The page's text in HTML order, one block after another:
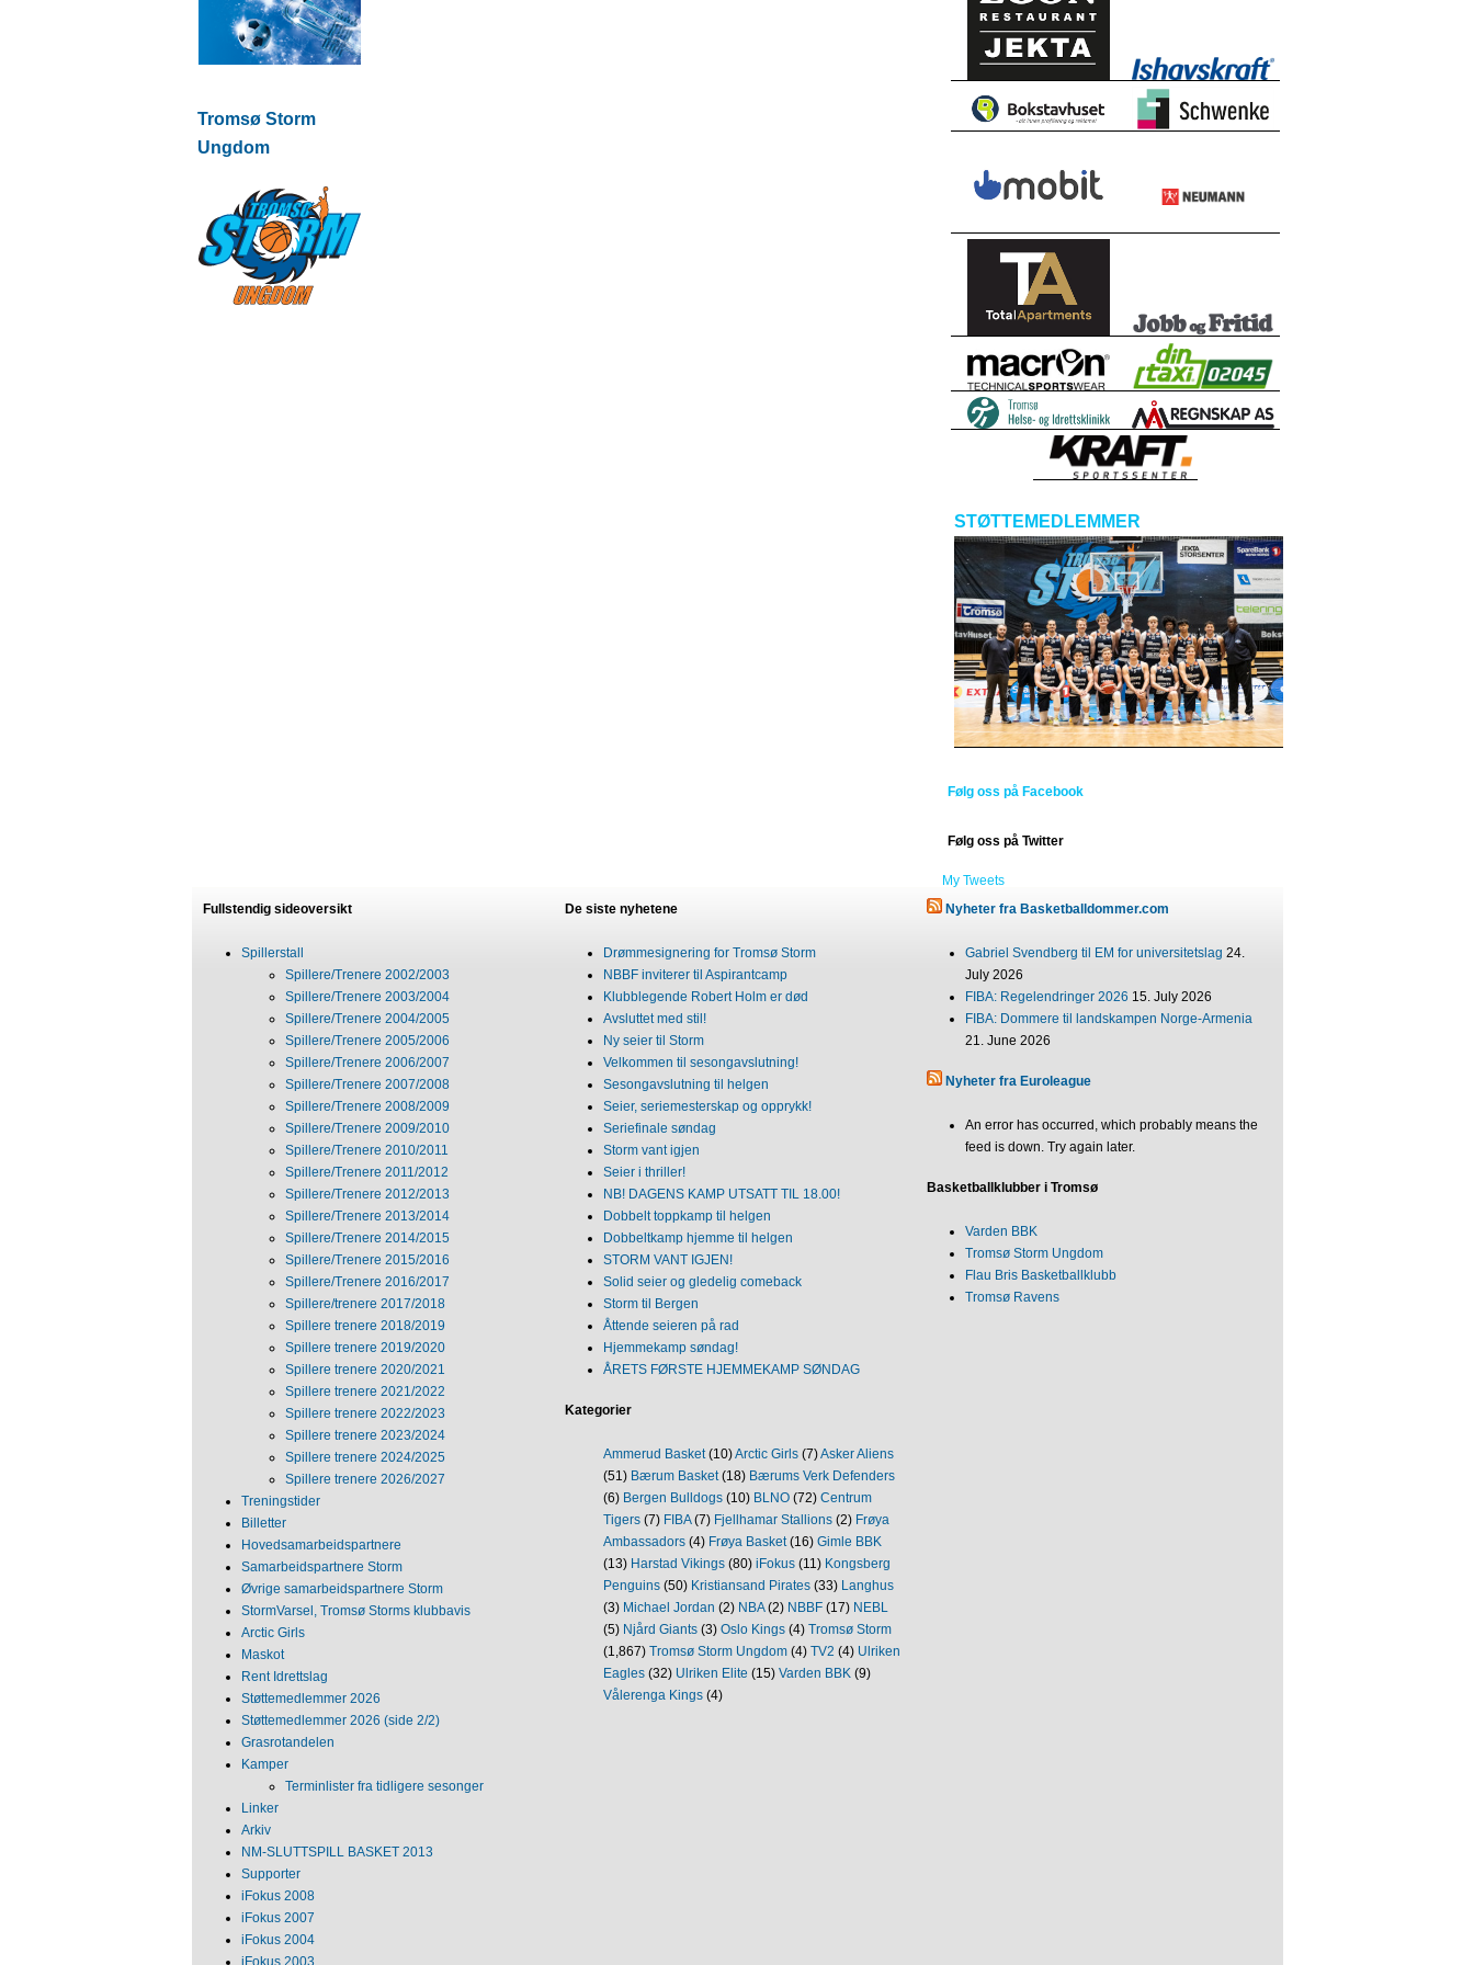
Tromsø Storm
Ungdom
STØTTEMEDLEMMER
Følg oss på Facebook
Følg oss på Twitter
My Tweets
Fullstendig sideoversikt
Spillerstall
Spillere/Trenere 2002/2003
Spillere/Trenere 2003/2004
Spillere/Trenere 2004/2005
Spillere/Trenere 2005/2006
Spillere/Trenere 2006/2007
Spillere/Trenere 2007/2008
Spillere/Trenere 2008/2009
Spillere/Trenere 2009/2010
Spillere/Trenere 2010/2011
Spillere/Trenere 2011/2012
Spillere/Trenere 2012/2013
Spillere/Trenere 2013/2014
Spillere/Trenere 2014/2015
Spillere/Trenere 2015/2016
Spillere/Trenere 2016/2017
Spillere/trenere 2017/2018
Spillere trenere 2018/2019
Spillere trenere 2019/2020
Spillere trenere 2020/2021
Spillere trenere 2021/2022
Spillere trenere 2022/2023
Spillere trenere 2023/2024
Spillere trenere 2024/2025
Spillere trenere 2026/2027
Treningstider
Billetter
Hovedsamarbeidspartnere
Samarbeidspartnere Storm
Øvrige samarbeidspartnere Storm
StormVarsel, Tromsø Storms klubbavis
Arctic Girls
Maskot
Rent Idrettslag
Støttemedlemmer 2026
Støttemedlemmer 2026 (side 2/2)
Grasrotandelen
Kamper
Terminlister fra tidligere sesonger
Linker
Arkiv
NM‐SLUTTSPILL BASKET 2013
Supporter
iFokus 2008
iFokus 2007
iFokus 2004
De siste nyhetene
Drømmesignering for Tromsø Storm
NBBF inviterer til Aspirantcamp
Klubblegende Robert Holm er død
Avsluttet med stil!
Ny seier til Storm
Velkommen til sesongavslutning!
Sesongavslutning til helgen
Seier, seriemesterskap og opprykk!
Seriefinale søndag
Storm vant igjen
Seier i thriller!
NB! DAGENS KAMP UTSATT TIL 18.00!
Dobbelt toppkamp til helgen
Dobbeltkamp hjemme til helgen
STORM VANT IGJEN!
Solid seier og gledelig comeback
Storm til Bergen
Åttende seieren på rad
Hjemmekamp søndag!
ÅRETS FØRSTE HJEMMEKAMP SØNDAG
Kategorier
Ammerud Basket(10)Arctic Girls(7)Asker Aliens
(51) Bærum Basket(18) Bærums Verk Defenders
(6) Bergen Bulldogs(10) BLNO(72) Centrum
Tigers(7) FIBA(7) Fjellhamar Stallions(2) Frøya
Ambassadors(4) Frøya Basket(16) Gimle BBK
(13) Harstad Vikings(80) iFokus(11) Kongsberg
Penguins(50) Kristiansand Pirates(33) Langhus
(3) Michael Jordan (2) NBA(2) NBBF(17) NEBL
(5) Njård Giants(3) Oslo Kings(4) Tromsø Storm
(1,867) Tromsø Storm Ungdom(4) TV2 (4) Ulriken
Eagles(32) Ulriken Elite (15) Varden BBK(9)
Vålerenga Kings(4)
Nyheter fra Basketballdommer.com
Gabriel Svendberg til EM for universitetslag 24.
July 2026
FIBA: Regelendringer 2026 15. July 2026
FIBA: Dommere til landskampen Norge-Armenia
21. June 2026
Nyheter fra Euroleague
An error has occurred, which probably means the
feed is down. Try again later.
Basketballklubber i Tromsø
Varden BBK
Tromsø Storm Ungdom
Flau Bris Basketballklubb
Tromsø Ravens